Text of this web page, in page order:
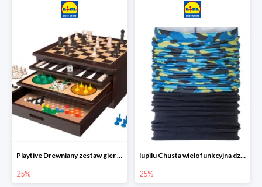
Playtive Drewniany zestaw gier 10 w 1
25%
lupilu Chusta wielofunkcyjna dziecięca
25%